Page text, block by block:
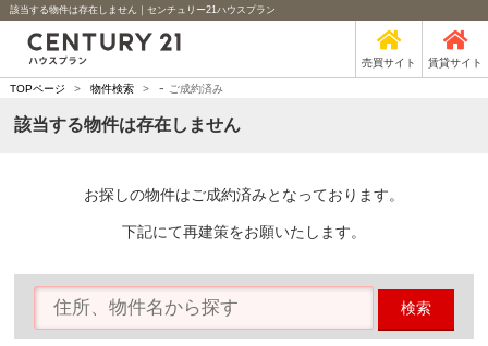
該当する物件は存在しません｜センチュリー21ハウスプラン
売買サイト 賃貸サイト
TOPページ > 物件検索 > - ご成約済み
該当する物件は存在しません
お探しの物件はご成約済みとなっております。
下記にて再建策をお願いたします。
検索